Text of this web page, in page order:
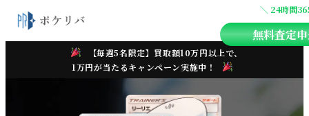
＼ 24時間
無料査定
【毎週5名限定】買取額10万円以上で、
1万円が当たるキャンペーン実施中！